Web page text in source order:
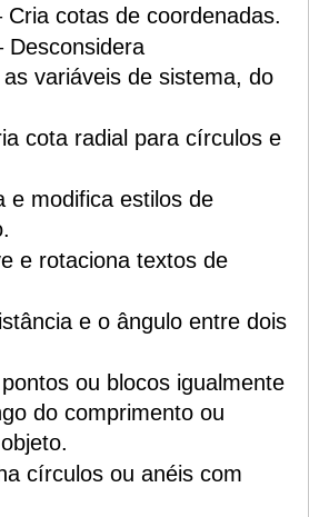
Cria cotas de coordenadas.
Desconsidera
variáveis de sistema, do
cota radial para círculos e
e modifica estilos de
e rotaciona textos de
e o ângulo entre dois
ou blocos igualmente
do comprimento ou
círculos ou anéis com